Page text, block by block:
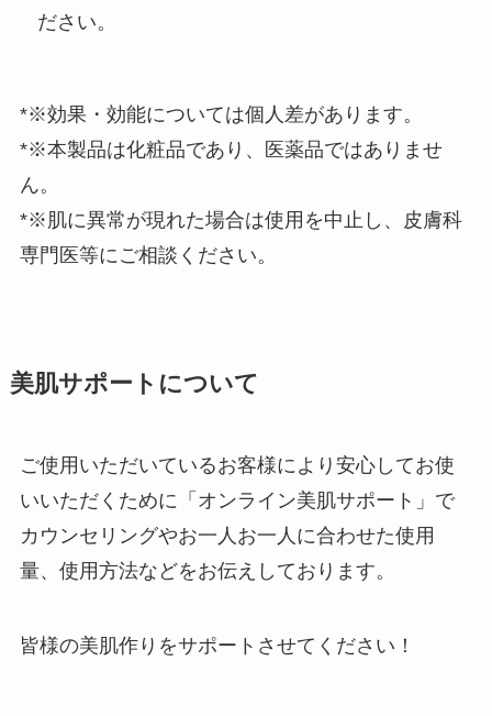
ださい。
*※効果・効能については個人差があります。
*※本製品は化粧品であり、医薬品ではありませ
ん。
*※肌に異常が現れた場合は使用を中止し、皮膚科
専門医等にご相談ください。
美肌サポートについて
ご使用いただいているお客様により安心してお使
いいただくために「オンライン美肌サポート」で
カウンセリングやお一人お一人に合わせた使用
量、使用方法などをお伝えしております。
皆様の美肌作りをサポートさせてください！